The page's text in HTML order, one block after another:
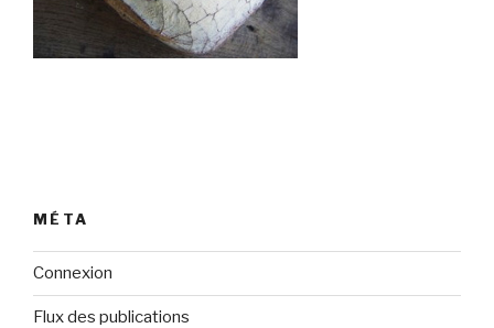
MÉTA
Connexion
Flux des publications